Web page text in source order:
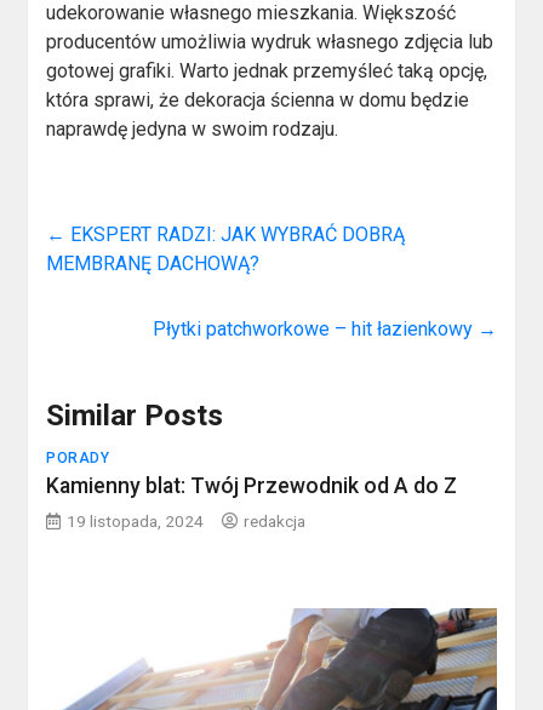
udekorowanie własnego mieszkania. Większość
producentów umożliwia wydruk własnego zdjęcia lub
gotowej grafiki. Warto jednak przemyśleć taką opcję,
która sprawi, że dekoracja ścienna w domu będzie
naprawdę jedyna w swoim rodzaju.
← EKSPERT RADZI: JAK WYBRAĆ DOBRĄ
MEMBRANĘ DACHOWĄ?
Płytki patchworkowe – hit łazienkowy →
Similar Posts
PORADY
Kamienny blat: Twój Przewodnik od A do Z
19 listopada, 2024 redakcja